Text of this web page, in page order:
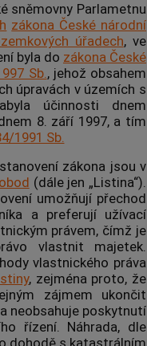
sněmovny Parlametnu
zákona České národní
úřadech, ve
byla do zákona České
Sb., jehož obsahem
úpravách v územích s
účinnosti dnem
8. září 1997, a tím
1991 Sb.
zákona jsou v
(dále jen „Listina“).
umožňují přechod
a preferují užívací
právem, čímž je
vlastnit majetek.
vlastnického práva
, zejména proto, že
zájmem ukončit
neobsahuje poskytnutí
řízení. Náhrada, dle